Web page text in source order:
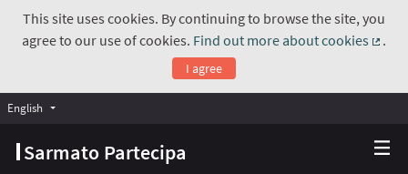
This site uses cookies. By continuing to browse the site, you
agree to our use of cookies. Find out more about cookies
.
I agree
Sarmato Partecipa
English Choose language